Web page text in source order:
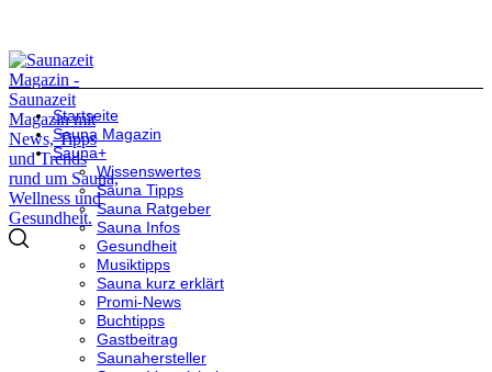
Startseite
Sauna Magazin
Sauna+
Wissenswertes
Sauna Tipps
Sauna Ratgeber
Sauna Infos
Gesundheit
Musiktipps
Sauna kurz erklärt
Promi-News
Buchtipps
Gastbeitrag
Saunahersteller